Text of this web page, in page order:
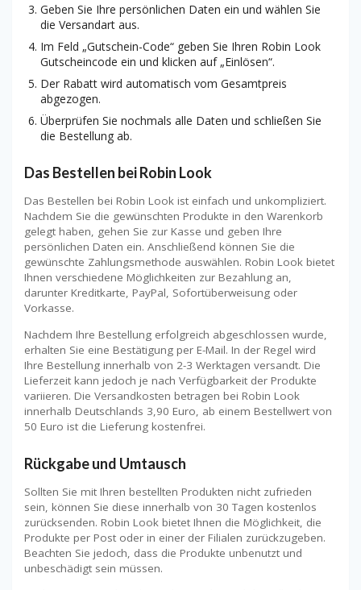
Geben Sie Ihre persönlichen Daten ein und wählen Sie
die Versandart aus.
Im Feld „Gutschein-Code“ geben Sie Ihren Robin Look
Gutscheincode ein und klicken auf „Einlösen“.
Der Rabatt wird automatisch vom Gesamtpreis
abgezogen.
Überprüfen Sie nochmals alle Daten und schließen Sie
die Bestellung ab.
Das Bestellen bei Robin Look
Das Bestellen bei Robin Look ist einfach und unkompliziert.
Nachdem Sie die gewünschten Produkte in den Warenkorb
gelegt haben, gehen Sie zur Kasse und geben Ihre
persönlichen Daten ein. Anschließend können Sie die
gewünschte Zahlungsmethode auswählen. Robin Look bietet
Ihnen verschiedene Möglichkeiten zur Bezahlung an,
darunter Kreditkarte, PayPal, Sofortüberweisung oder
Vorkasse.
Nachdem Ihre Bestellung erfolgreich abgeschlossen wurde,
erhalten Sie eine Bestätigung per E-Mail. In der Regel wird
Ihre Bestellung innerhalb von 2-3 Werktagen versandt. Die
Lieferzeit kann jedoch je nach Verfügbarkeit der Produkte
variieren. Die Versandkosten betragen bei Robin Look
innerhalb Deutschlands 3,90 Euro, ab einem Bestellwert von
50 Euro ist die Lieferung kostenfrei.
Rückgabe und Umtausch
Sollten Sie mit Ihren bestellten Produkten nicht zufrieden
sein, können Sie diese innerhalb von 30 Tagen kostenlos
zurücksenden. Robin Look bietet Ihnen die Möglichkeit, die
Produkte per Post oder in einer der Filialen zurückzugeben.
Beachten Sie jedoch, dass die Produkte unbenutzt und
unbeschädigt sein müssen.